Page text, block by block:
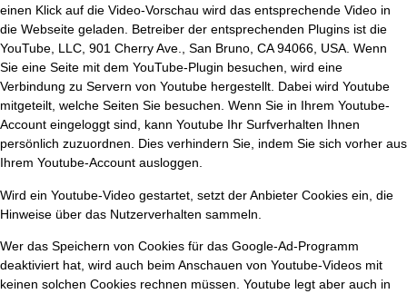
einen Klick auf die Video-Vorschau wird das entsprechende Video in
die Webseite geladen. Betreiber der entsprechenden Plugins ist die
YouTube, LLC, 901 Cherry Ave., San Bruno, CA 94066, USA. Wenn
Sie eine Seite mit dem YouTube-Plugin besuchen, wird eine
Verbindung zu Servern von Youtube hergestellt. Dabei wird Youtube
mitgeteilt, welche Seiten Sie besuchen. Wenn Sie in Ihrem Youtube-
Account eingeloggt sind, kann Youtube Ihr Surfverhalten Ihnen
persönlich zuzuordnen. Dies verhindern Sie, indem Sie sich vorher aus
Ihrem Youtube-Account ausloggen.
Wird ein Youtube-Video gestartet, setzt der Anbieter Cookies ein, die
Hinweise über das Nutzerverhalten sammeln.
Wer das Speichern von Cookies für das Google-Ad-Programm
deaktiviert hat, wird auch beim Anschauen von Youtube-Videos mit
keinen solchen Cookies rechnen müssen. Youtube legt aber auch in